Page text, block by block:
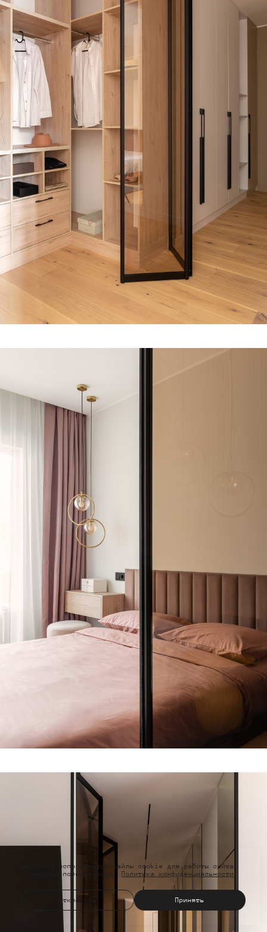
На сайте используются файлы cookie для работы сайта
и анализа посещаемости. Политика конфиденциальности
Отклонить Принять